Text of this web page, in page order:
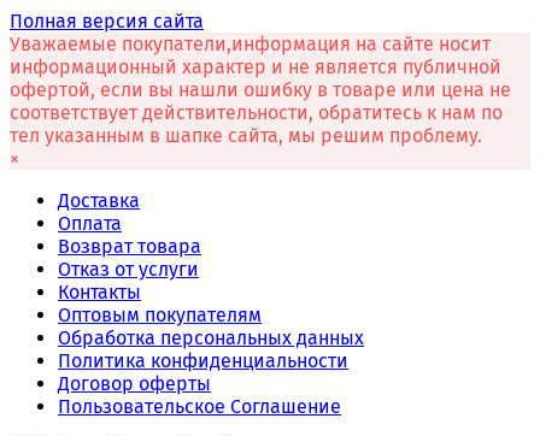
Полная версия сайта
Уважаемые покупатели,информация на сайте носит
информационный характер и не является публичной
офертой, если вы нашли ошибку в товаре или цена не
соответствует действительности, обратитесь к нам по
тел указанным в шапке сайта, мы решим проблему.
×
Доставка
Оплата
Возврат товара
Отказ от услуги
Контакты
Оптовым покупателям
Обработка персональных данных
Политика конфиденциальности
Договор оферты
Пользовательское Соглашение